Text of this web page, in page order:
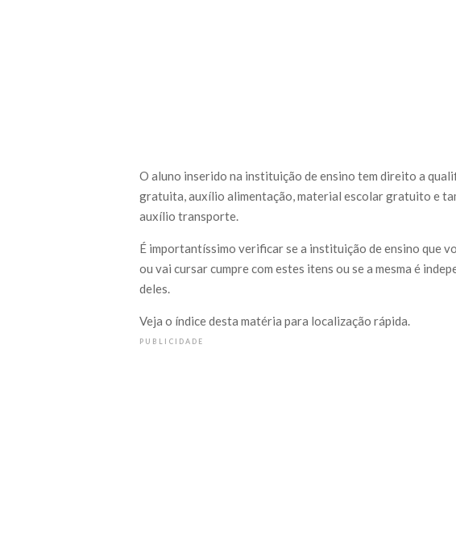
O aluno inserido na instituição de ensino tem direito a
gratuita, auxílio alimentação, material escolar gratuito e
auxílio transporte.
É importantíssimo verificar se a instituição de ensino que
ou vai cursar cumpre com estes itens ou se a mesma é
deles.
Veja o índice desta matéria para localização rápida.
PUBLICIDADE